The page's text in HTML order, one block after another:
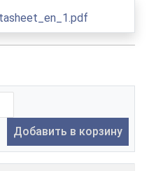
Добавить в корзину